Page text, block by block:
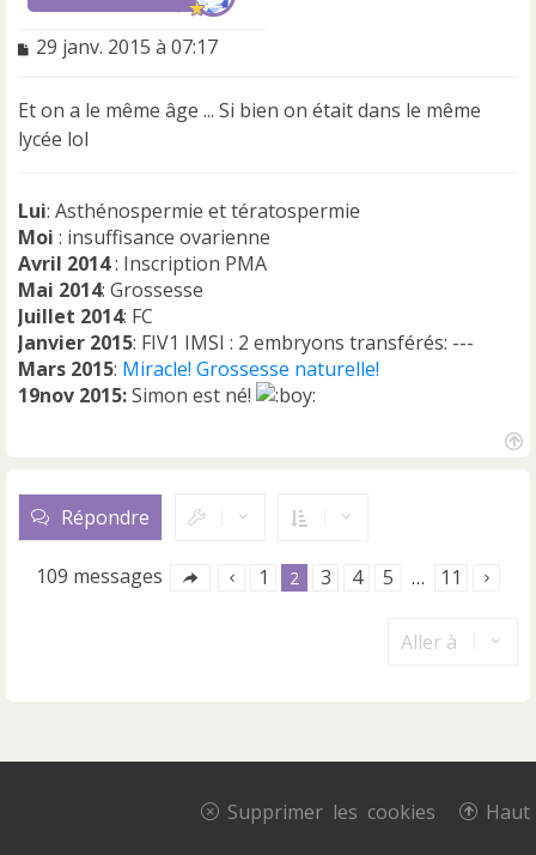
M
s
a
n
o
n
l
u
29 janv. 2015 à 07:17
Et on a le même âge ... Si bien on était dans le même
lycée lol
Lui: Asthénospermie et tératospermie
Moi : insuffisance ovarienne
Avril 2014: Inscription PMA
Mai 2014: Grossesse
Juillet 2014: FC
Janvier 2015: FIV1 IMSI : 2 embryons transférés: ---
Mars 2015: Miracle! Grossesse naturelle!
19nov 2015:Simon est né!
Répondre
109 messages 1 2 3 4 5 … 11
Aller à
Haut
Supprimer les cookies